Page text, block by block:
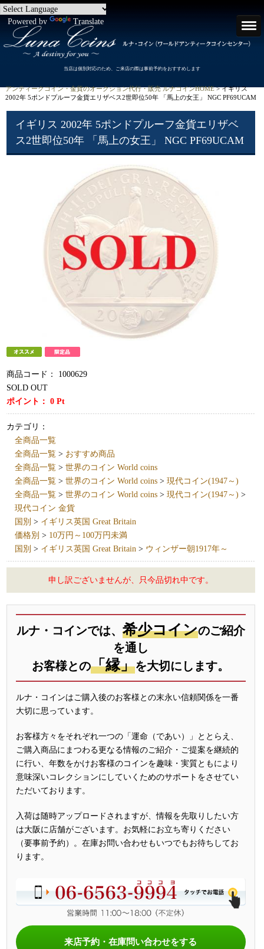
Powered by Translate
当店は個別対応のため、ご来店の際は事前予約をおすすめします
アンティークコイン・金貨のオークション代行・販売 ルナコインHOME> イギリス
2002年 5ポンドプルーフ金貨エリザベス2世即位50年 「馬上の女王」 NGC PF69UCAM
イギリス 2002年 5ポンドプルーフ金貨エリザベ
ス2世即位50年 「馬上の女王」 NGC PF69UCAM
商品コード：
1000629
SOLD OUT
ポイント：0 Pt
カテゴリ：
全商品一覧
全商品一覧 > おすすめ商品
全商品一覧 >世界のコイン World coins
全商品一覧 >世界のコイン World coins >現代コイン(1947～)
全商品一覧 >世界のコイン World coins >現代コイン(1947～) >
現代コイン 金貨
国別 > イギリス英国 Great Britain
価格別 > 10万円～100万円未満
国別 > イギリス英国 Great Britain > ウィンザー朝1917年～
申し訳ございませんが、只今品切れ中です。
ルナ・コインでは、 希少コインのご紹介
を通し
お客様との「縁」を大切にします。
ルナ・コインはご購入後のお客様との末永い信頼関係を一番
大切に思っています。
お客様方々をそれぞれ一つの「運命（であい）」ととらえ、
ご購入商品にまつわる更なる情報のご紹介・ご提案を継続的
に行い、年数をかけお客様のコインを趣味・実質ともにより
意味深いコレクションにしていくためのサポートをさせてい
ただいております。
入荷は随時アップロードされますが、情報を先取りしたい方
は大阪に店舗がございます。お気軽にお立ち寄りください
（要事前予約）。在庫お問い合わせもいつでもお待ちしてお
ります。
来店予約・在庫問い合わせをする